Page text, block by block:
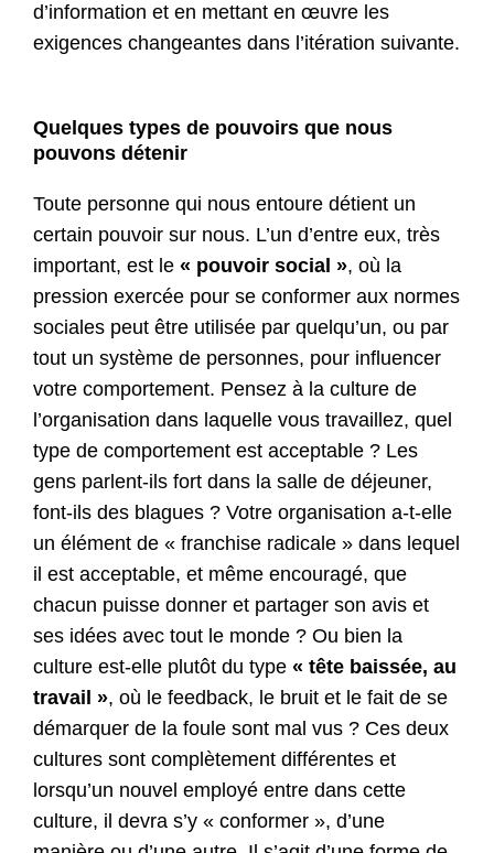
d’information et en mettant en œuvre les
exigences changeantes dans l’itération suivante.
Quelques types de pouvoirs que nous
pouvons détenir
Toute personne qui nous entoure détient un
certain pouvoir sur nous. L’un d’entre eux, très
important, est le « pouvoir social », où la
pression exercée pour se conformer aux normes
sociales peut être utilisée par quelqu’un, ou par
tout un système de personnes, pour influencer
votre comportement. Pensez à la culture de
l’organisation dans laquelle vous travaillez, quel
type de comportement est acceptable ? Les
gens parlent-ils fort dans la salle de déjeuner,
font-ils des blagues ? Votre organisation a-t-elle
un élément de « franchise radicale » dans lequel
il est acceptable, et même encouragé, que
chacun puisse donner et partager son avis et
ses idées avec tout le monde ? Ou bien la
culture est-elle plutôt du type « tête baissée, au
travail », où le feedback, le bruit et le fait de se
démarquer de la foule sont mal vus ? Ces deux
cultures sont complètement différentes et
lorsqu’un nouvel employé entre dans cette
culture, il devra s’y « conformer », d’une